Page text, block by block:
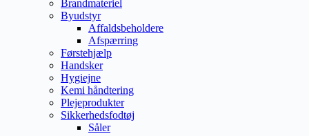
Brandmateriel
Byudstyr
Affaldsbeholdere
Afspærring
Førstehjælp
Handsker
Hygiejne
Kemi håndtering
Plejeprodukter
Sikkerhedsfodtøj
Såler